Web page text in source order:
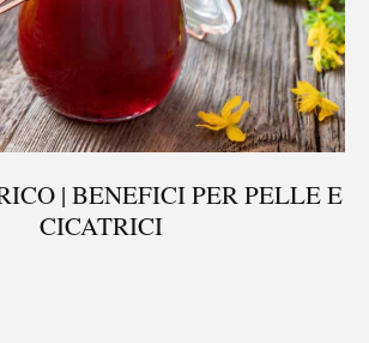
| BENEFICI PER PELLE E
CICATRICI